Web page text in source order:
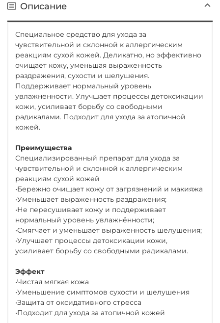
Описание
Специальное средство для ухода за
чувствительной и склонной к аллергическим
реакциям сухой кожей. Деликатно, но эффективно
очищает кожу, уменьшая выраженность
раздражения, сухости и шелушения.
Поддерживает нормальный уровень
увлажненности. Улучшает процессы детоксикации
кожи, усиливает борьбу со свободными
радикалами. Подходит для ухода за атопичной
кожей.
Преимущества
Специализированный препарат для ухода за
чувствительной и склонной к аллергическим
реакциям сухой кожей
•Бережно очищает кожу от загрязнений и макияжа
•Уменьшает выраженность раздражения;
•Не пересушивает кожу и поддерживает
нормальный уровень увлажнённости;
•Смягчает и уменьшает выраженность шелушения;
•Улучшает процессы детоксикации кожи,
усиливает борьбу со свободными радикалами.
Эффект
•Чистая мягкая кожа
•Уменьшение симптомов сухости и шелушения
•Защита от оксидативного стресса
•Подходит для ухода за атопичной кожей